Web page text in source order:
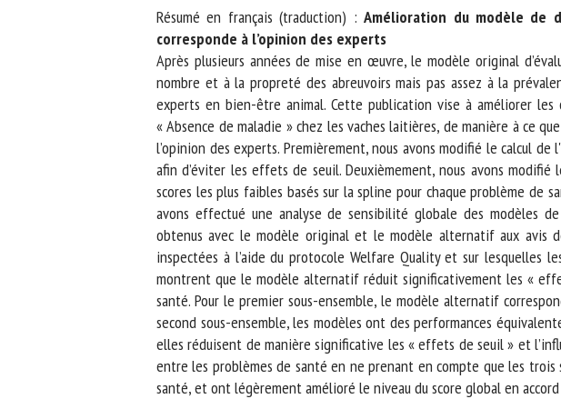
Résumé en français (traduction) : Amélioration du modèle de
corresponde à l’opinion des experts
Après plusieurs années de mise en œuvre, le modèle original
nombre et à la propreté des abreuvoirs mais pas assez à la
experts en bien-être animal. Cette publication vise à améliorer
« Absence de maladie » chez les vaches laitières, de manière à ce
l’opinion des experts. Premièrement, nous avons modifié le calcul
afin d’éviter les effets de seuil. Deuxièmement, nous avons
scores les plus faibles basés sur la spline pour chaque problème de
avons effectué une analyse de sensibilité globale des modèles
obtenus avec le modèle original et le modèle alternatif aux avis
inspectées à l’aide du protocole Welfare Quality et sur lesquelles
montrent que le modèle alternatif réduit significativement les «
santé. Pour le premier sous-ensemble, le modèle alternatif
second sous-ensemble, les modèles ont des performances
elles réduisent de manière significative les « effets de seuil » et
entre les problèmes de santé en ne prenant en compte que les trois
santé, et ont légèrement amélioré le niveau du score global en accord
*
En soumettant ce
utilisées dans le cadre de la
Les champs suivis de * sont